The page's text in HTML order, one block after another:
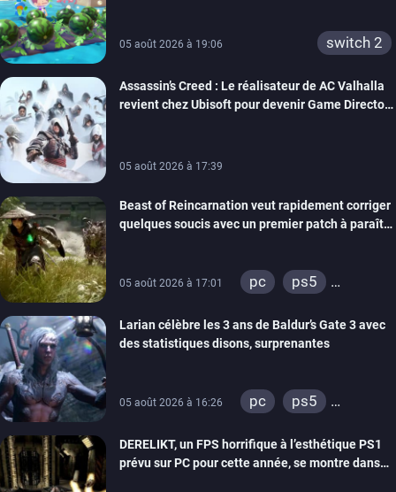
05 août 2026 à 19:06 switch 2
Assassin’s Creed : Le réalisateur de AC Valhalla
revient chez Ubisoft pour devenir Game Director
05 août 2026 à 17:39
Beast of Reincarnation veut rapidement corriger
quelques soucis avec un premier patch à paraître
05 août 2026 à 17:01 pc
ps5
Larian célèbre les 3 ans de Baldur’s Gate 3 avec
des statistiques disons, surprenantes
05 août 2026 à 16:26 pc
ps5
DERELIKT, un FPS horrifique à l’esthétique PS1
prévu sur PC pour cette année, se montre dans